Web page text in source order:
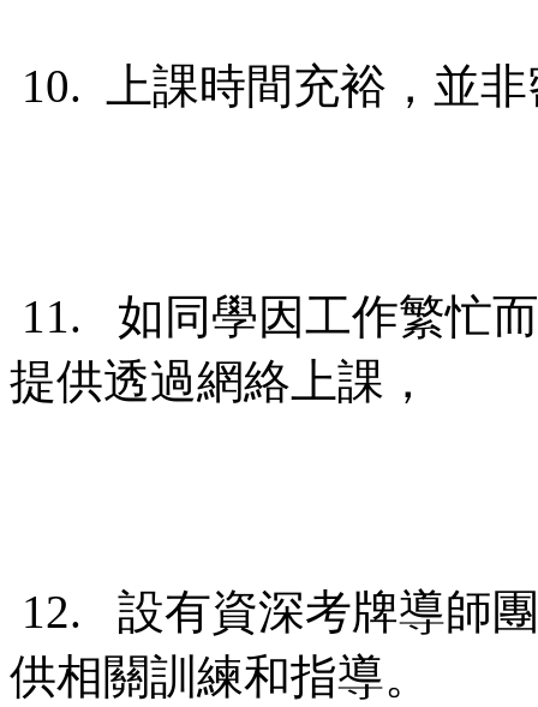
10. 上課時間充裕，並
11. 如同學因工作繁忙
提供透過網絡上課，
12. 設有資深考牌導師
供相關訓練和指導。